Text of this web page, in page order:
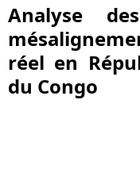
Analyse
réel en
du Congo